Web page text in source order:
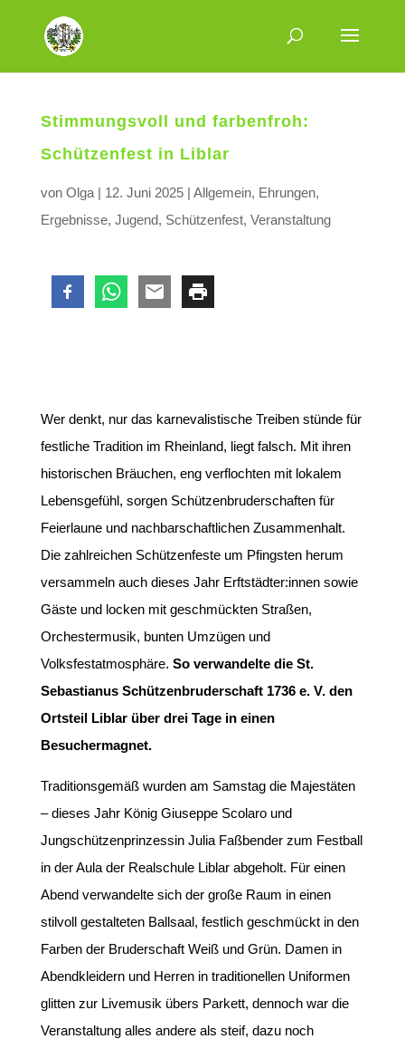
Stimmungsvoll und farbenfroh:
Schützenfest in Liblar
von Olga| 12. Juni 2025| Allgemein, Ehrungen,
Ergebnisse, Jugend, Schützenfest, Veranstaltung
Wer denkt, nur das karnevalistische Treiben stünde für
festliche Tradition im Rheinland, liegt falsch. Mit ihren
historischen Bräuchen, eng verflochten mit lokalem
Lebensgefühl, sorgen Schützenbruderschaften für
Feierlaune und nachbarschaftlichen Zusammenhalt.
Die zahlreichen Schützenfeste um Pfingsten herum
versammeln auch dieses Jahr Erftstädter:innen sowie
Gäste und locken mit geschmückten Straßen,
Orchestermusik, bunten Umzügen und
Volksfestatmosphäre. So verwandelte die St.
Sebastianus Schützenbruderschaft 1736 e. V. den
Ortsteil Liblar über drei Tage in einen
Besuchermagnet.
Traditionsgemäß wurden am Samstag die Majestäten
– dieses Jahr König Giuseppe Scolaro und
Jungschützenprinzessin Julia Faßbender zum Festball
in der Aula der Realschule Liblar abgeholt. Für einen
Abend verwandelte sich der große Raum in einen
stilvoll gestalteten Ballsaal, festlich geschmückt in den
Farben der Bruderschaft Weiß und Grün. Damen in
Abendkleidern und Herren in traditionellen Uniformen
glitten zur Livemusik übers Parkett, dennoch war die
Veranstaltung alles andere als steif, dazu noch